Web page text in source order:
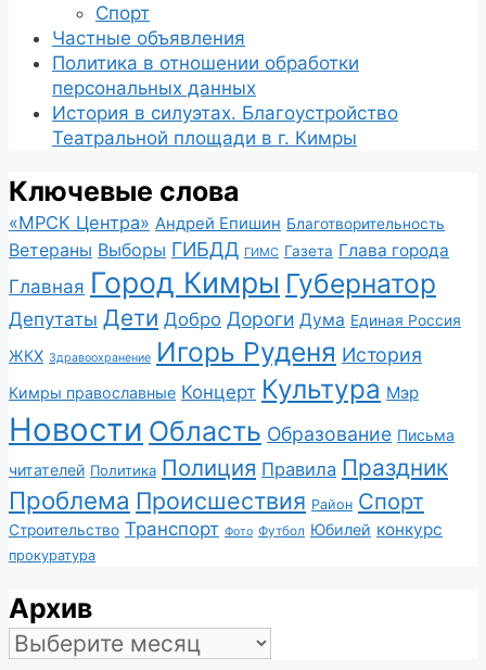
Спорт
Частные объявления
Политика в отношении обработки
персональных данных
История в силуэтах. Благоустройство
Театральной площади в г. Кимры
Ключевые слова
«МРСК Центра» Андрей Епишин Благотворительность
Ветераны Выборы ГИБДД ГИМС Газета Глава города
Главная Город Кимры Губернатор
Депутаты Дети Добро Дороги Дума Единая Россия
ЖКХ Здравоохранение Игорь Руденя История
Кимры православные Концерт Культура Мэр
Новости Область Образование Письма
читателей Политика Полиция Правила Праздник
Проблема Происшествия Район Спорт
Строительство Транспорт Фото Футбол Юбилей конкурс
прокуратура
Архив
Архив